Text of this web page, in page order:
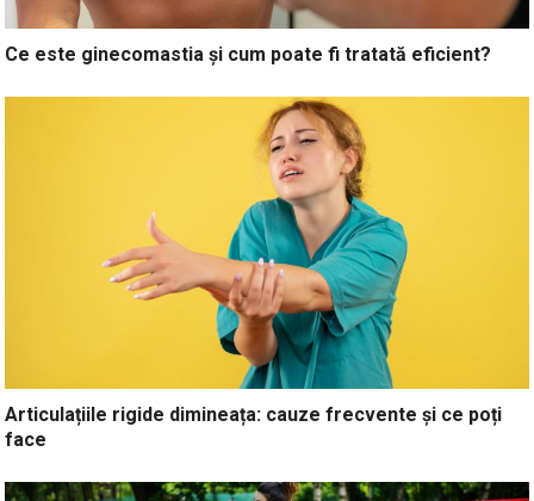
Ce este ginecomastia și cum poate fi tratată eficient?
Articulațiile rigide dimineața: cauze frecvente și ce poți
face